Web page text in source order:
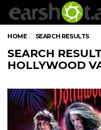
HOME SEARCH RESULTS
SEARCH
HOLLYWOOD